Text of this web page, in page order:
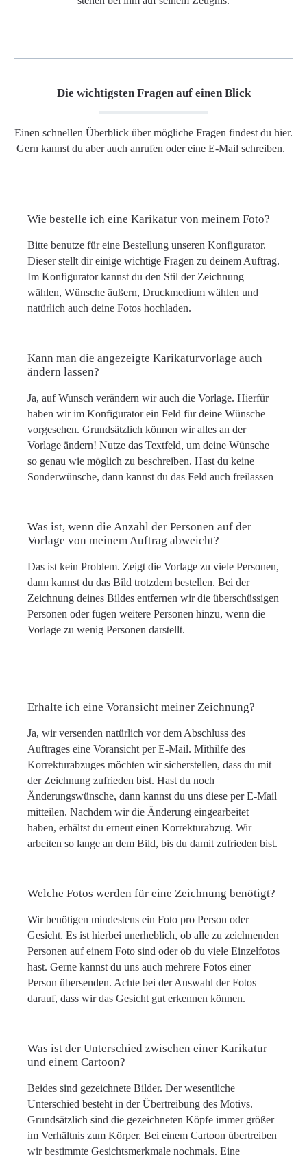
Die wichtigsten Fragen auf einen Blick
Einen schnellen Überblick über mögliche Fragen findest du hier.
Gern kannst du aber auch anrufen oder eine E-Mail schreiben.
Wie bestelle ich eine Karikatur von meinem Foto?
Bitte benutze für eine Bestellung unseren Konfigurator.
Dieser stellt dir einige wichtige Fragen zu deinem Auftrag.
Im Konfigurator kannst du den Stil der Zeichnung
wählen, Wünsche äußern, Druckmedium wählen und
natürlich auch deine Fotos hochladen.
Kann man die angezeigte Karikaturvorlage auch
ändern lassen?
Ja, auf Wunsch verändern wir auch die Vorlage. Hierfür
haben wir im Konfigurator ein Feld für deine Wünsche
vorgesehen. Grundsätzlich können wir alles an der
Vorlage ändern! Nutze das Textfeld, um deine Wünsche
so genau wie möglich zu beschreiben. Hast du keine
Sonderwünsche, dann kannst du das Feld auch freilassen
Was ist, wenn die Anzahl der Personen auf der
Vorlage von meinem Auftrag abweicht?
Das ist kein Problem. Zeigt die Vorlage zu viele Personen,
dann kannst du das Bild trotzdem bestellen. Bei der
Zeichnung deines Bildes entfernen wir die überschüssigen
Personen oder fügen weitere Personen hinzu, wenn die
Vorlage zu wenig Personen darstellt.
Erhalte ich eine Voransicht meiner Zeichnung?
Ja, wir versenden natürlich vor dem Abschluss des
Auftrages eine Voransicht per E-Mail. Mithilfe des
Korrekturabzuges möchten wir sicherstellen, dass du mit
der Zeichnung zufrieden bist. Hast du noch
Änderungswünsche, dann kannst du uns diese per E-Mail
mitteilen. Nachdem wir die Änderung eingearbeitet
haben, erhältst du erneut einen Korrekturabzug. Wir
arbeiten so lange an dem Bild, bis du damit zufrieden bist.
Welche Fotos werden für eine Zeichnung benötigt?
Wir benötigen mindestens ein Foto pro Person oder
Gesicht. Es ist hierbei unerheblich, ob alle zu zeichnenden
Personen auf einem Foto sind oder ob du viele Einzelfotos
hast. Gerne kannst du uns auch mehrere Fotos einer
Person übersenden. Achte bei der Auswahl der Fotos
darauf, dass wir das Gesicht gut erkennen können.
Was ist der Unterschied zwischen einer Karikatur
und einem Cartoon?
Beides sind gezeichnete Bilder. Der wesentliche
Unterschied besteht in der Übertreibung des Motivs.
Grundsätzlich sind die gezeichneten Köpfe immer größer
im Verhältnis zum Körper. Bei einem Cartoon übertreiben
wir bestimmte Gesichtsmerkmale nochmals. Eine